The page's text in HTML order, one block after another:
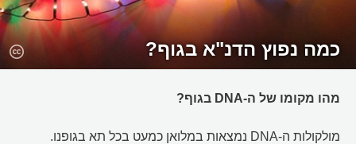
כמה נפוץ הדנ"א בגוף?
מהו מקומו של ה-DNA בגוף?
מולקולות ה-DNA נמצאות במלואן כמעט בכל תא בגופנו.